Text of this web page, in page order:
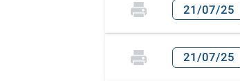
21/07/25
21/07/25